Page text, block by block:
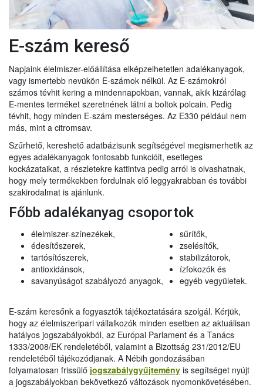
E-szám kereső
Napjaink élelmiszer-előállítása elképzelhetetlen adalékanyagok,
vagy ismertebb nevükön E-számok nélkül. Az E-számokról
számos tévhit kering a mindennapokban, vannak, akik kizárólag
E-mentes terméket szeretnének látni a boltok polcain. Pedig
tévhit, hogy minden E-szám mesterséges. Az E330 például nem
más, mint a citromsav.
Szűrhető, kereshető adatbázisunk segítségével megismerhetik az
egyes adalékanyagok fontosabb funkcióit, esetleges
kockázataikat, a részletekre kattintva pedig arról is olvashatnak,
hogy mely termékekben fordulnak elő leggyakrabban és további
szakirodalmat is ajánlunk.
Főbb adalékanyag csoportok
élelmiszer-színezékek,
édesítőszerek,
tartósítószerek,
antioxidánsok,
savanyúságot szabályozó anyagok,
sűrítők,
zselésítők,
stabilizátorok,
ízfokozók és
egyéb vegyületek.
E-szám keresőnk a fogyasztók tájékoztatására szolgál. Kérjük,
hogy az élelmiszeripari vállalkozók minden esetben az aktuálisan
hatályos jogszabályokból, az Európai Parlament és a Tanács
1333/2008/EK rendeletéből, valamint a Bizottság 231/2012/EU
rendeletéből tájékozódjanak. A Nébih gondozásában
folyamatosan frissülő jogszabálygyűjtemény is segítséget nyújt
a jogszabályokban bekövetkező változások nyomonkövetésében.